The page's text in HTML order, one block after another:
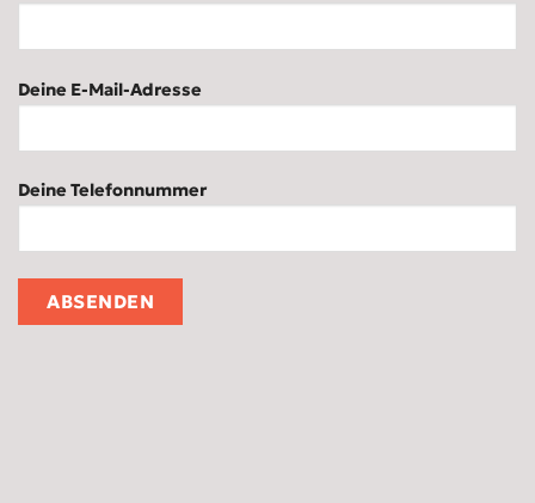
Deine E-Mail-Adresse
Deine Telefonnummer